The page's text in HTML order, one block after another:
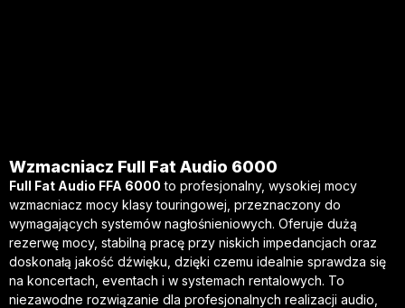
Wzmacniacz Full Fat Audio 6000
Full Fat Audio FFA 6000 to profesjonalny, wysokiej mocy
wzmacniacz mocy klasy touringowej, przeznaczony do
wymagających systemów nagłośnieniowych. Oferuje dużą
rezerwę mocy, stabilną pracę przy niskich impedancjach oraz
doskonałą jakość dźwięku, dzięki czemu idealnie sprawdza się
na koncertach, eventach i w systemach rentalowych. To
niezawodne rozwiązanie dla profesjonalnych realizacji audio,